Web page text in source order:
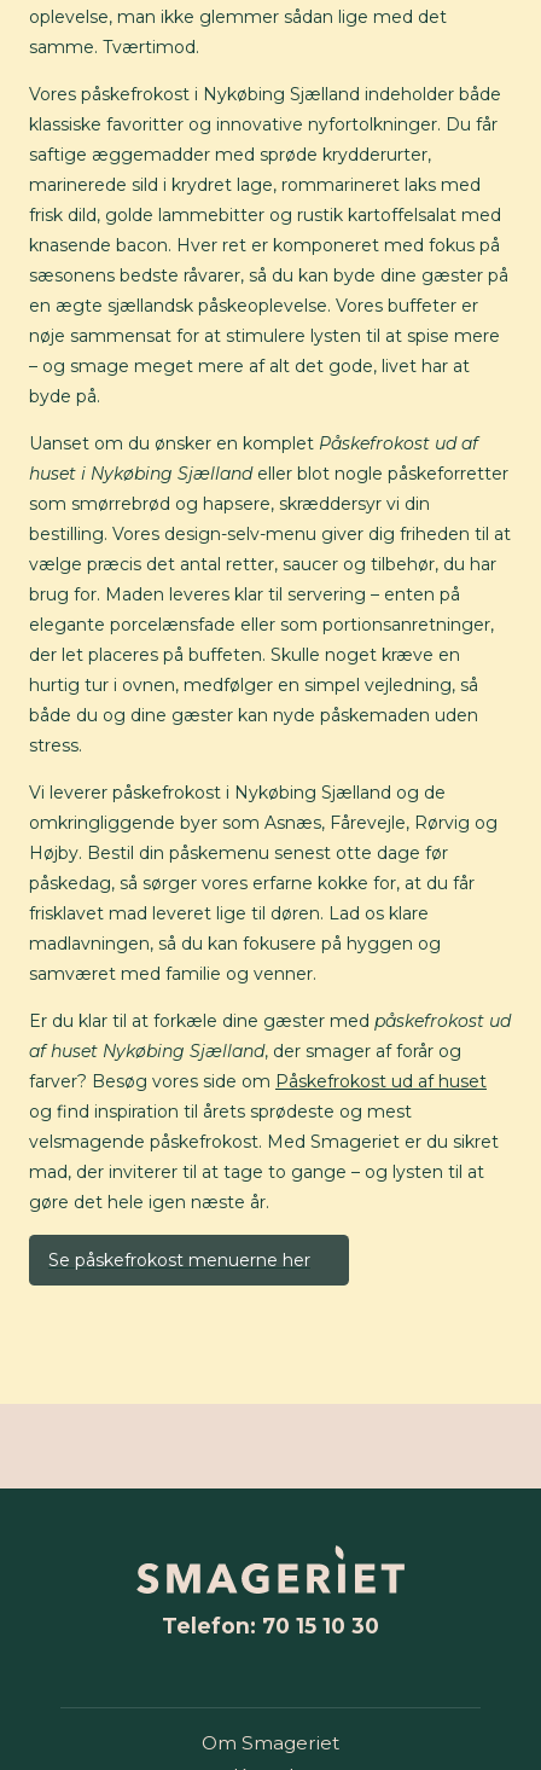
oplevelse, man ikke glemmer sådan lige med det
samme. Tværtimod.
Vores påskefrokost i Nykøbing Sjælland indeholder både
klassiske favoritter og innovative nyfortolkninger. Du får
saftige æggemadder med sprøde krydderurter,
marinerede sild i krydret lage, rommarineret laks med
frisk dild, golde lammebitter og rustik kartoffelsalat med
knasende bacon. Hver ret er komponeret med fokus på
sæsonens bedste råvarer, så du kan byde dine gæster på
en ægte sjællandsk påskeoplevelse. Vores buffeter er
nøje sammensat for at stimulere lysten til at spise mere
– og smage meget mere af alt det gode, livet har at
byde på.
Uanset om du ønsker en komplet Påskefrokost ud af
huset i Nykøbing Sjællandeller blot nogle påskeforretter
som smørrebrød og hapsere, skræddersyr vi din
bestilling. Vores design-selv-menu giver dig friheden til at
vælge præcis det antal retter, saucer og tilbehør, du har
brug for. Maden leveres klar til servering – enten på
elegante porcelænsfade eller som portionsanretninger,
der let placeres på buffeten. Skulle noget kræve en
hurtig tur i ovnen, medfølger en simpel vejledning, så
både du og dine gæster kan nyde påskemaden uden
stress.
Vi leverer påskefrokost i Nykøbing Sjælland og de
omkringliggende byer som Asnæs, Fårevejle, Rørvig og
Højby. Bestil din påskemenu senest otte dage før
påskedag, så sørger vores erfarne kokke for, at du får
frisklavet mad leveret lige til døren. Lad os klare
madlavningen, så du kan fokusere på hyggen og
samværet med familie og venner.
Er du klar til at forkæle dine gæster med påskefrokost ud
af huset Nykøbing Sjælland, der smager af forår og
farver? Besøg vores side om Påskefrokost ud af huset
og find inspiration til årets sprødeste og mest
velsmagende påskefrokost. Med Smageriet er du sikret
mad, der inviterer til at tage to gange – og lysten til at
gøre det hele igen næste år.
Se påskefrokost menuerne her
Telefon: 70 15 10 30
Om Smageriet